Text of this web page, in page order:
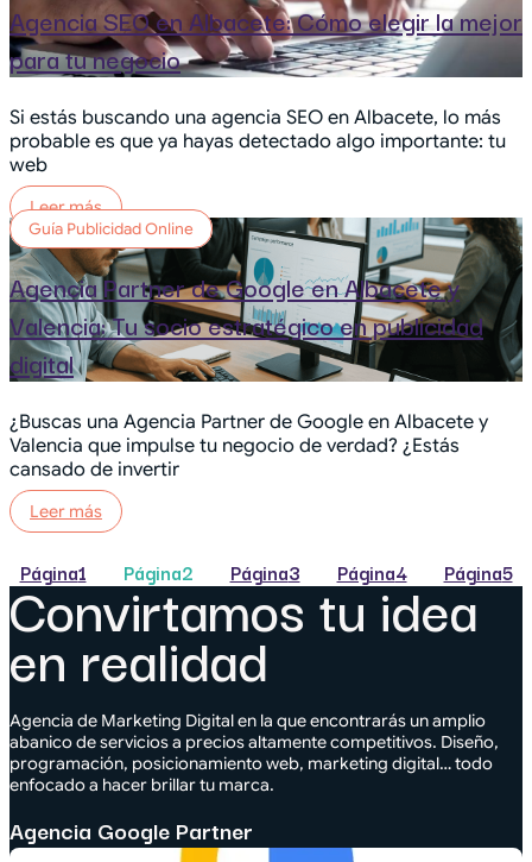
Agencia SEO en Albacete: Cómo elegir la mejor
para tu negocio
Si estás buscando una agencia SEO en Albacete, lo más
probable es que ya hayas detectado algo importante: tu
web
Leer más
Guía Publicidad Online
Agencia Partner de Google en Albacete y
Valencia: Tu socio estratégico en publicidad
digital
¿Buscas una Agencia Partner de Google en Albacete y
Valencia que impulse tu negocio de verdad? ¿Estás
cansado de invertir
Leer más
Página1 Página2 Página3 Página4 Página5
Convirtamos tu idea
en realidad
Agencia de Marketing Digital en la que encontrarás un amplio
abanico de servicios a precios altamente competitivos. Diseño,
programación, posicionamiento web, marketing digital… todo
enfocado a hacer brillar tu marca.
Agencia Google Partner